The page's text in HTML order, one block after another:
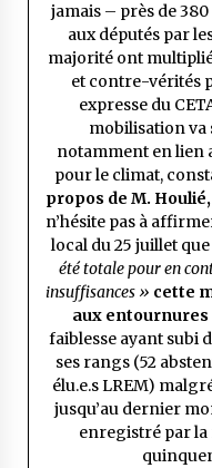
jamais – près de380
aux députés par
majorité ont
et contre-vérités
expresse du
mobilisation va
notamment en lien
pour le climat,
propos de M.
n’hésite pas à
local du 25 juillet que
été totale pour en
insuffisances » cette
aux entournures
faiblesse ayant subi
ses rangs (52
élu.e.s LREM)
jusqu’au dernier
enregistré par la